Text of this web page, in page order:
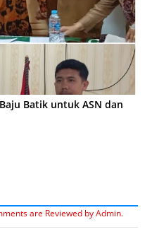
Batik untuk ASN dan
are Reviewed by Admin.